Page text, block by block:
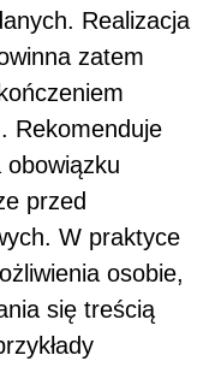
Realizacja
zatem
Rekomenduje
obowiązku
przed
W praktyce
osobie,
się treścią